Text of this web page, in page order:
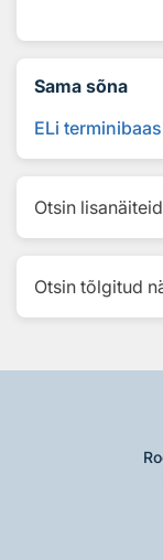
Sama sõna
ELi
Otsin
Otsin tõlgitud